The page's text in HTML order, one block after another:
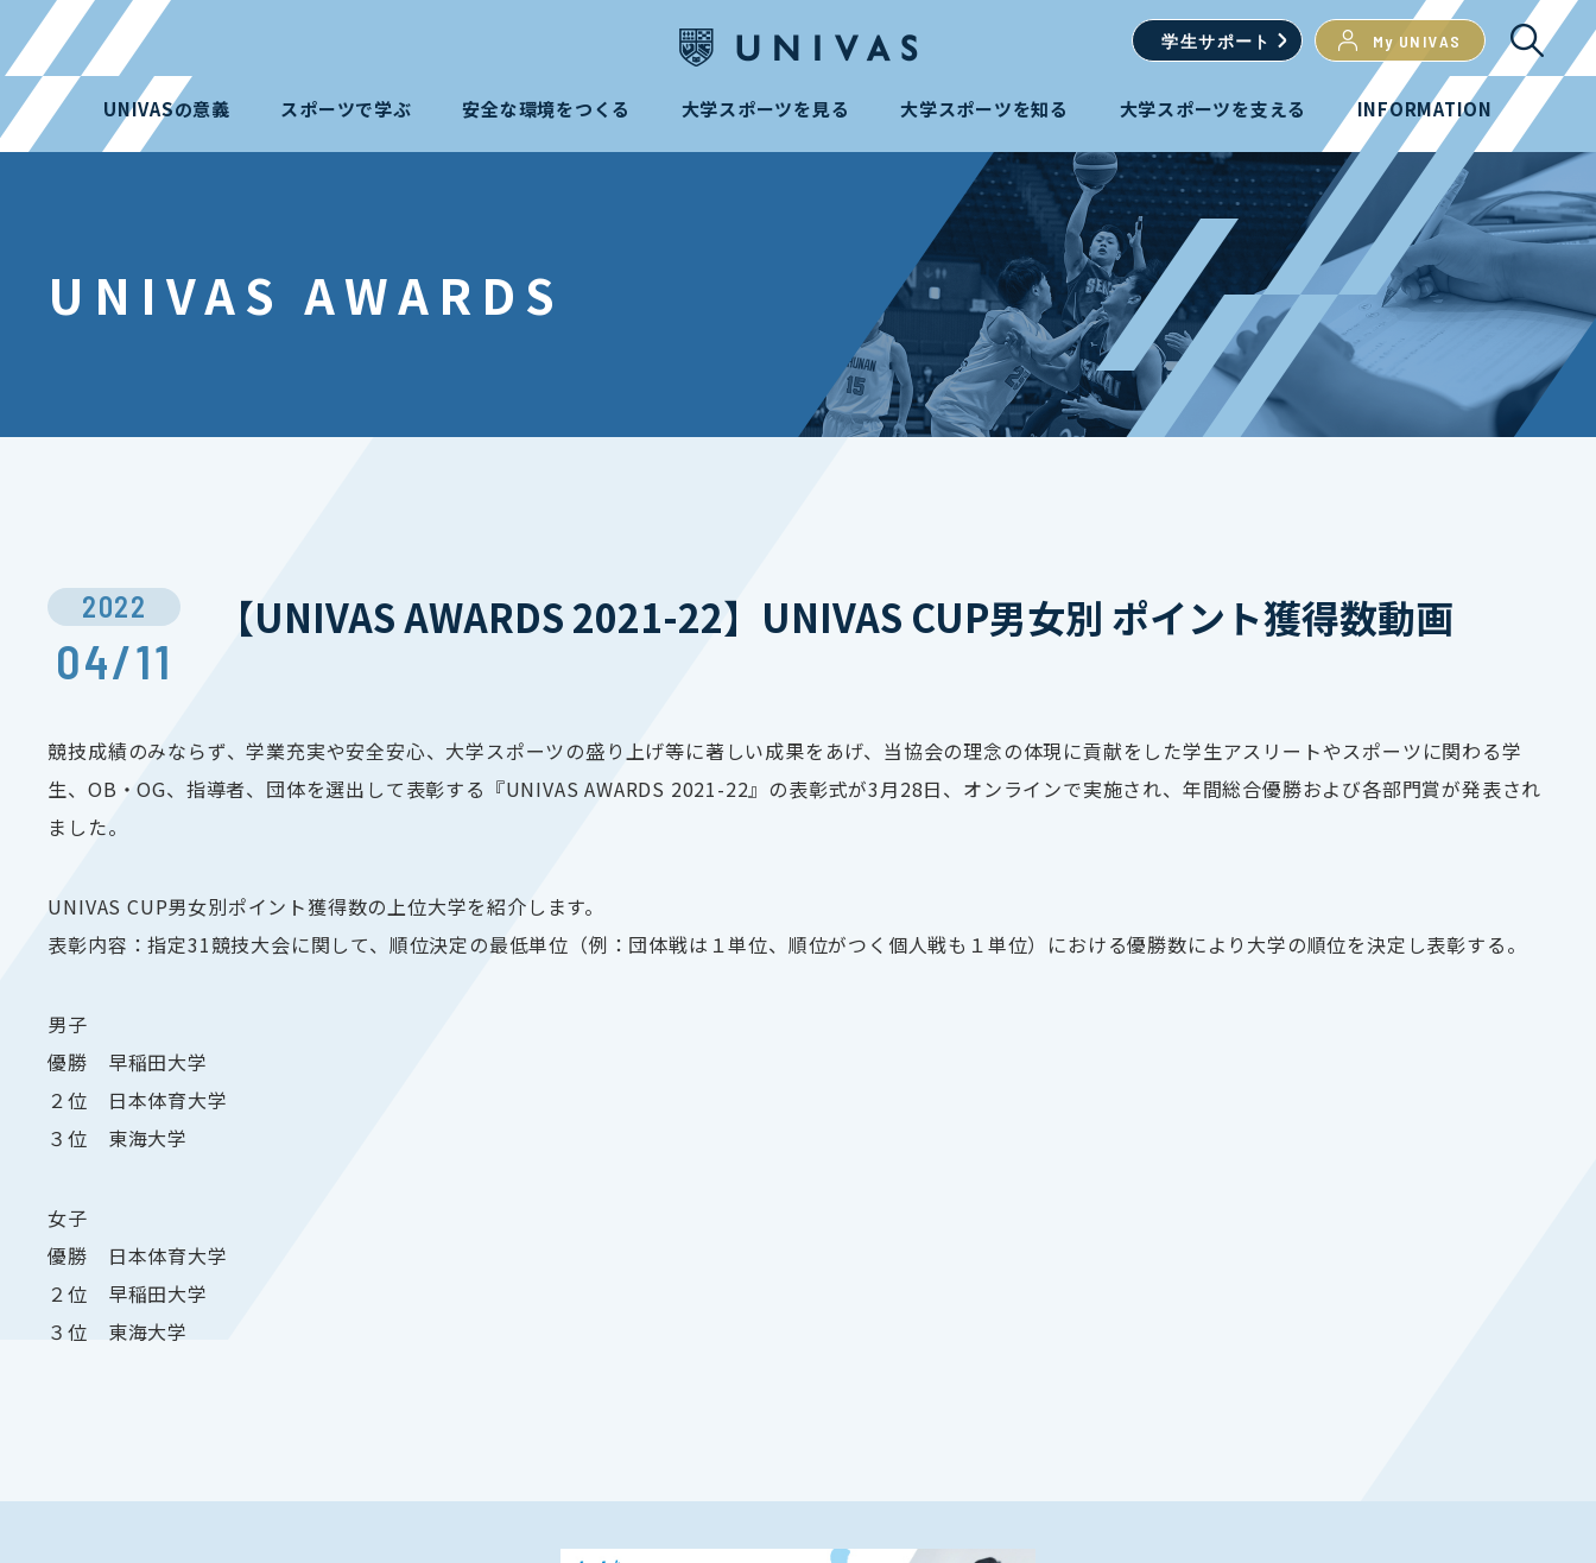
学生サポート My UNIVAS
UNIVASの意義 スポーツで学ぶ 安全な環境をつくる 大学スポーツを見る 大学スポーツを知る 大学スポーツを支える INFORMATION
UNIVAS AWARDS
2022
04/11
【UNIVAS AWARDS 2021-22】UNIVAS CUP男女別 ポイント獲得数動画
競技成績のみならず、学業充実や安全安心、大学スポーツの盛り上げ等に著しい成果をあげ、当協会の理念の体現に貢献をした学生アスリートやスポーツに関わる学
生、OB・OG、指導者、団体を選出して表彰する『UNIVAS AWARDS 2021-22』の表彰式が3月28日、オンラインで実施され、年間総合優勝および各部門賞が発表され
ました。
UNIVAS CUP男女別ポイント獲得数の上位大学を紹介します。
表彰内容：指定31競技大会に関して、順位決定の最低単位（例：団体戦は１単位、順位がつく個人戦も１単位）における優勝数により大学の順位を決定し表彰する。
男子
優勝 早稲田大学
２位 日本体育大学
３位 東海大学
女子
優勝 日本体育大学
２位 早稲田大学
３位 東海大学